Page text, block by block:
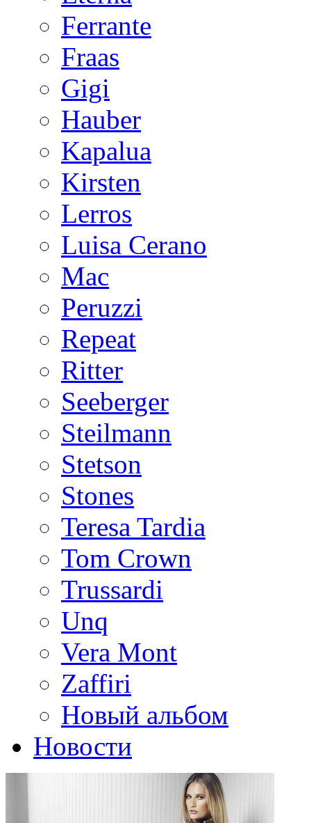
Ferrante
Fraas
Gigi
Hauber
Kapalua
Kirsten
Lerros
Luisa Cerano
Mac
Peruzzi
Repeat
Ritter
Seeberger
Steilmann
Stetson
Stones
Teresa Tardia
Tom Crown
Trussardi
Unq
Vera Mont
Zaffiri
Новый альбом
Новости